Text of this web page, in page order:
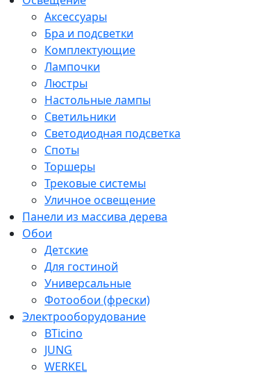
Аксессуары
Бра и подсветки
Комплектующие
Лампочки
Люстры
Настольные лампы
Светильники
Светодиодная подсветка
Споты
Торшеры
Трековые системы
Уличное освещение
Панели из массива дерева
Обои
Детские
Для гостиной
Универсальные
Фотообои (фрески)
Электрооборудование
BTicino
JUNG
WERKEL